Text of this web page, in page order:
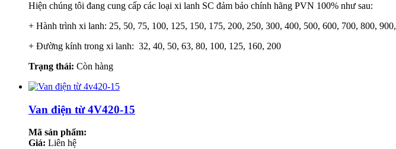
Hiện chúng tôi đang cung cấp các loại xi lanh SC đảm bảo chính hãng PVN 100% như sau:
+ Hành trình xi lanh: 25, 50, 75, 100, 125, 150, 175, 200, 250, 300, 400, 500, 600, 700, 800,
+ Đường kính trong xi lanh: 32, 40, 50, 63, 80, 100, 125, 160, 200
Trạng thái: Còn hàng
Van điện từ 4V420-15
Mã sản phẩm:
Giá: Liên hệ